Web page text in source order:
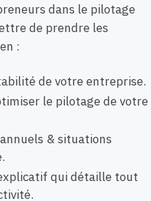
dans le pilotage
de prendre les
:
de votre entreprise.
le pilotage de votre
& situations
qui détaille tout